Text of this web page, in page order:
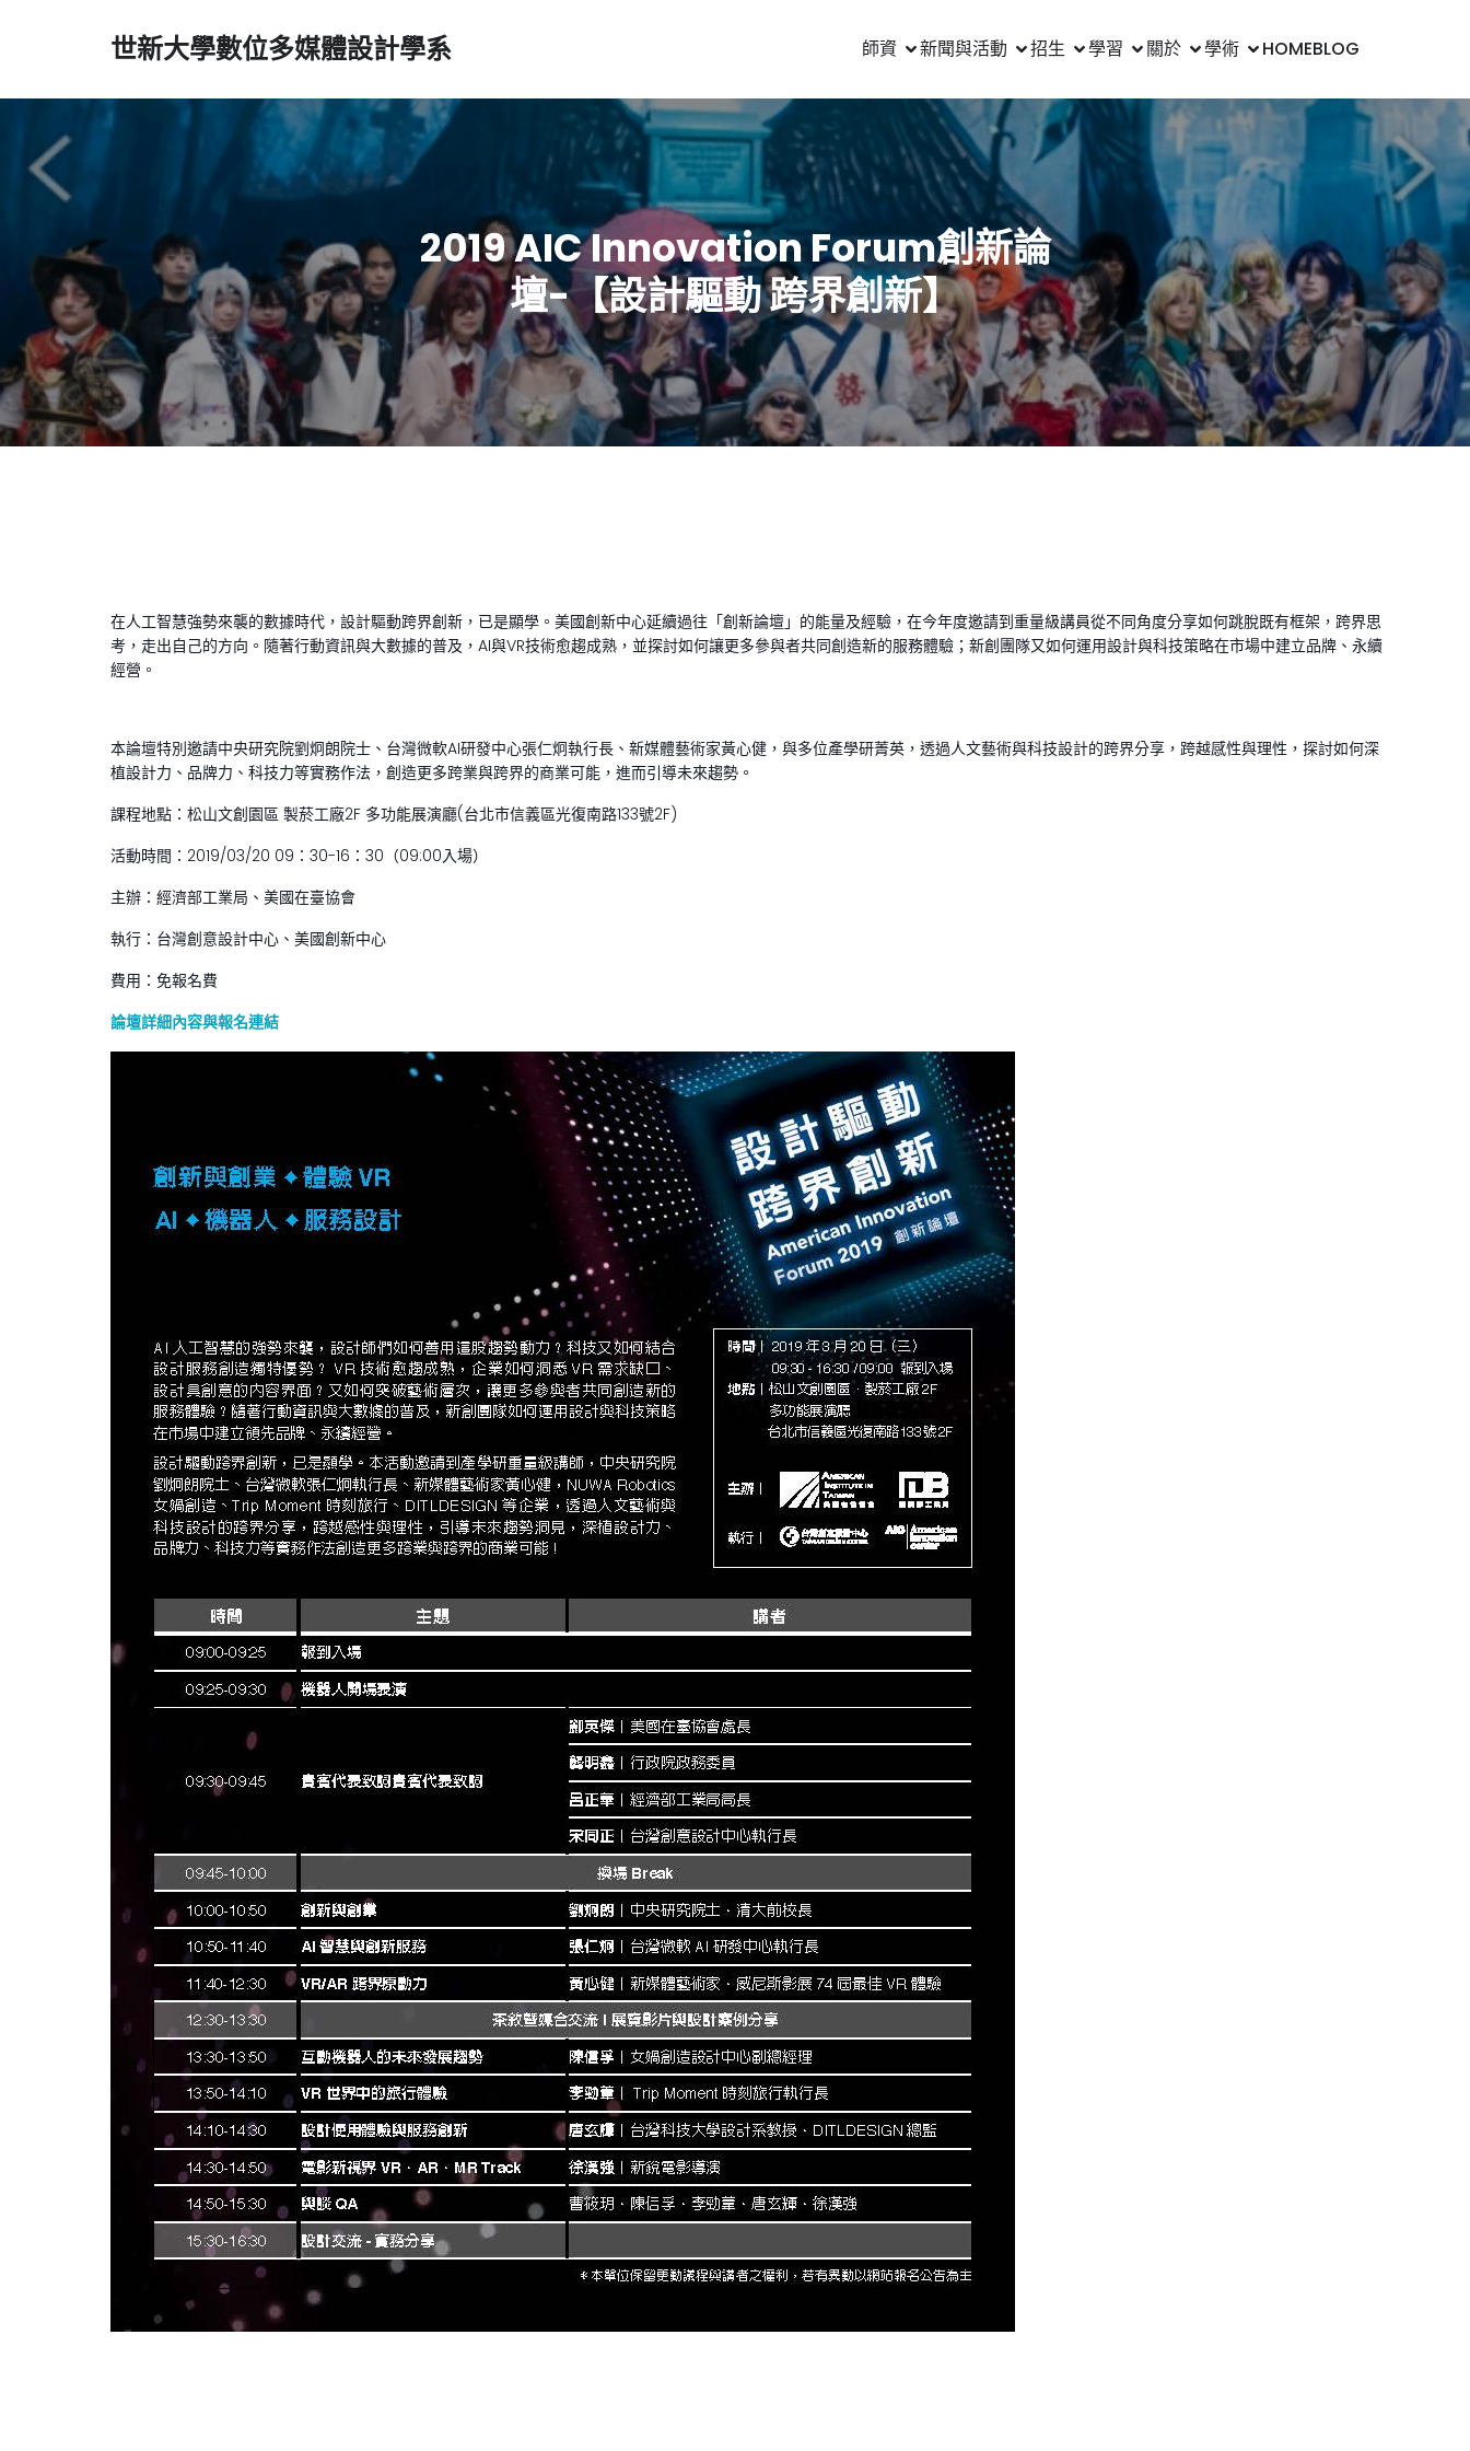
世新大學數位多媒體設計學系 師資 新聞與活動 招生 學習 關於 學術 HOMEBLOG
2019 AIC Innovation Forum創新論
壇-【設計驅動 跨界創新】
在人工智慧強勢來襲的數據時代，設計驅動跨界創新，已是顯學。美國創新中心延續過往「創新論壇」的能量及經驗，在今年度邀請到重量級講員從不同角度分享如何跳脫既有框架，跨界思
考，走出自己的方向。隨著行動資訊與大數據的普及，AI與VR技術愈趨成熟，並探討如何讓更多參與者共同創造新的服務體驗；新創團隊又如何運用設計與科技策略在市場中建立品牌、永續
經營。
本論壇特別邀請中央研究院劉炯朗院士、台灣微軟AI研發中心張仁炯執行長、新媒體藝術家黃心健，與多位產學研菁英，透過人文藝術與科技設計的跨界分享，跨越感性與理性，探討如何深
植設計力、品牌力、科技力等實務作法，創造更多跨業與跨界的商業可能，進而引導未來趨勢。
課程地點：松山文創園區 製菸工廠2F 多功能展演廳(台北市信義區光復南路133號2F)
活動時間：2019/03/20 09：30-16：30（09:00入場）
主辦：經濟部工業局、美國在臺協會
執行：台灣創意設計中心、美國創新中心
費用：免報名費
論壇詳細內容與報名連結